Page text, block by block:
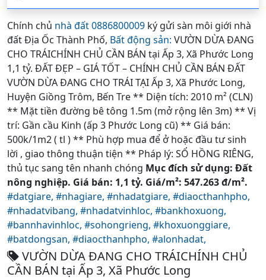
Chính chủ nhà đất 0886800009 ký gửi sàn môi giới nhà
đất Địa Ốc Thành Phố, Bất động sản: VƯỜN DỪA ĐANG
CHO TRÁICHÍNH CHỦ CẦN BÁN tại Ấp 3, Xã Phước Long
1,1 tỷ. ĐẤT ĐẸP – GIÁ TỐT – CHÍNH CHỦ CẦN BÁN ĐẤT
VƯỜN DỪA ĐANG CHO TRÁI TẠI Ấp 3, Xã Phước Long,
Huyện Giồng Trôm, Bến Tre ** Diện tích: 2010 m² (CLN)
** Mặt tiền đường bê tông 1.5m (mở rộng lên 3m) ** Vị
trí: Gần cầu Kinh (ấp 3 Phước Long cũ) ** Giá bán:
500k/1m2 ( tl ) ** Phù hợp mua để ở hoặc đầu tư sinh
lời , giao thông thuận tiện ** Pháp lý: SỔ HỒNG RIÊNG,
thủ tục sang tên nhanh chóng Mục đích sử dụng: Đất
nông nghiệp. Giá bán: 1,1 tỷ. Giá/m²: 547.263 đ/m².
#datgiare, #nhagiare, #nhadatgiare, #diaocthanhpho,
#nhadatvibang, #nhadatvinhloc, #bankhoxuong,
#bannhavinhloc, #sohongrieng, #khoxuonggiare,
#batdongsan, #diaocthanhpho, #alonhadat,
VƯỜN DỪA ĐANG CHO TRÁICHÍNH CHỦ
CẦN BÁN tại Ấp 3, Xã Phước Long